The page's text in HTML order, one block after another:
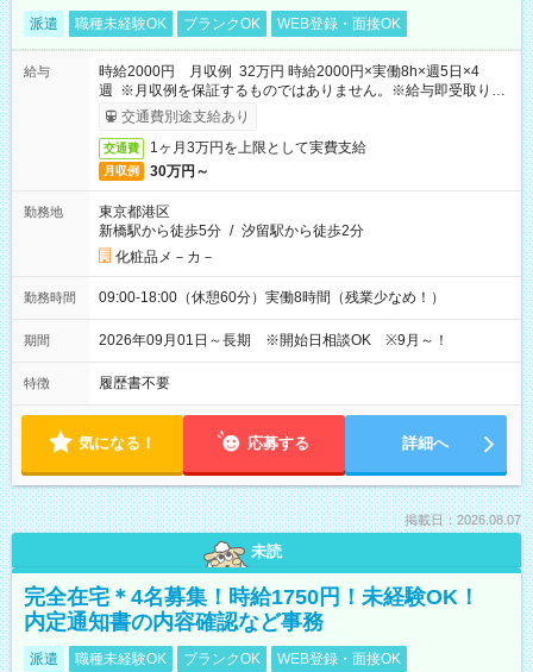
派遣 職種未経験OK ブランクOK WEB登録・面接OK
給与
時給2000円 月収例 32万円 時給2000円×実働8h×週5日×4
週 ※月収例を保証するものではありません。※給与即受取りサ
ービス利用可（利用条件有）
交通費別途支給あり
交通費 1ヶ月3万円を上限として実費支給
月収例 30万円～
勤務地
東京都港区
新橋駅から徒歩5分 / 汐留駅から徒歩2分
化粧品メ－カ－
勤務時間 09:00-18:00（休憩60分）実働8時間（残業少なめ！）
期間 2026年09月01日～長期 ※開始日相談OK ※9月～！
特徴 履歴書不要
気になる！ 応募する 詳細へ
掲載日：2026.08.07
未読
完全在宅＊4名募集！時給1750円！未経験OK！
内定通知書の内容確認など事務
派遣 職種未経験OK ブランクOK WEB登録・面接OK